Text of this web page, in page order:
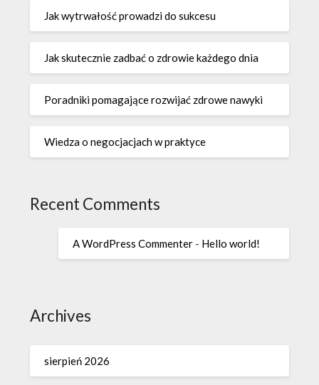
Jak wytrwałość prowadzi do sukcesu
Jak skutecznie zadbać o zdrowie każdego dnia
Poradniki pomagające rozwijać zdrowe nawyki
Wiedza o negocjacjach w praktyce
Recent Comments
A WordPress Commenter - Hello world!
Archives
sierpień 2026